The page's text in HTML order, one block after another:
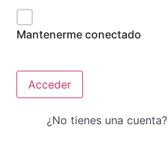
Mantenerme conectado
Acceder
¿No tienes una cuenta?